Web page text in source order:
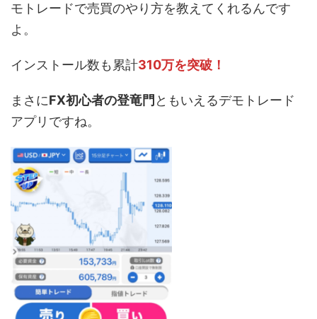
モトレードで売買のやり方を教えてくれるんです
よ。
インストール数も累計310万を突破！
まさにFX初心者の登竜門 ともいえるデモトレード
アプリですね。